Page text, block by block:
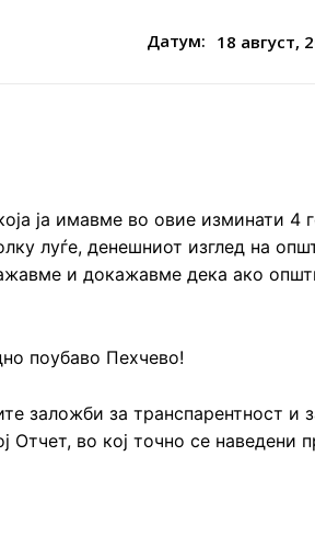
Датум: 18 август,
ја имавме во овие изминати 4
луѓе, денешниот изглед на
и докажавме дека ако
поубаво Пехчево!
заложби за транспарентност и
Отчет, во кој точно се наведени